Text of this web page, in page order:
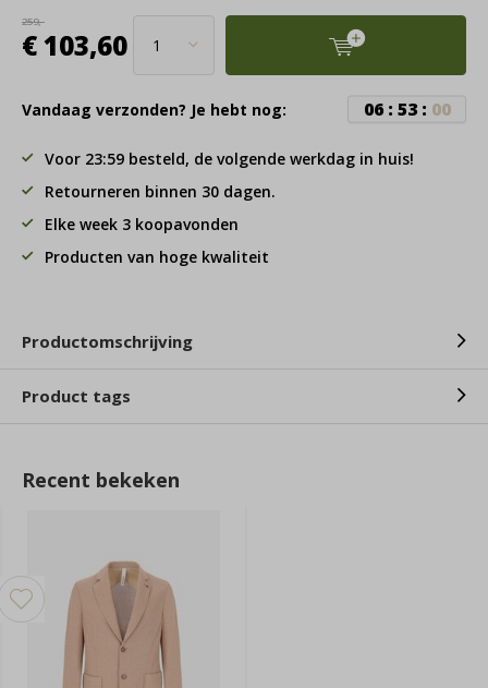
259,-
€ 103,60
Vandaag verzonden? Je hebt nog: 06: 53: 00
Voor 23:59 besteld, de volgende werkdag in huis!
Retourneren binnen 30 dagen.
Elke week 3 koopavonden
Producten van hoge kwaliteit
Productomschrijving
Product tags
Recent bekeken